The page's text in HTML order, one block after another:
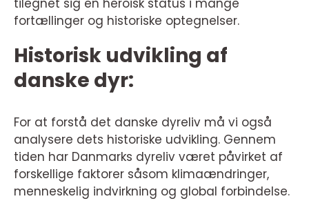
tilegnet sig en heroisk status i mange
fortællinger og historiske optegnelser.
Historisk udvikling af
danske dyr:
For at forstå det danske dyreliv må vi også
analysere dets historiske udvikling. Gennem
tiden har Danmarks dyreliv været påvirket af
forskellige faktorer såsom klimaændringer,
menneskelig indvirkning og global forbindelse.